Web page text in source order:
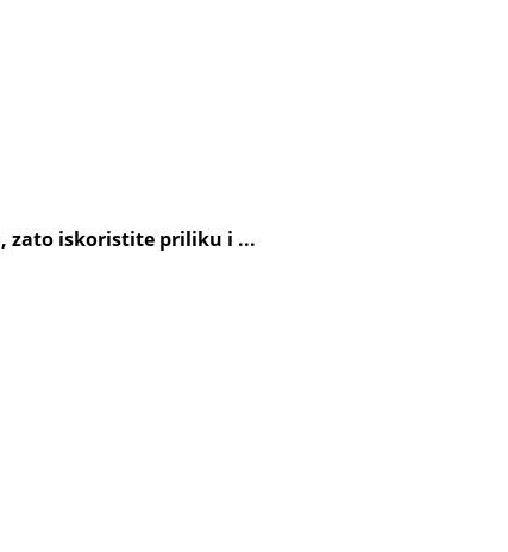
zato iskoristite priliku i ...